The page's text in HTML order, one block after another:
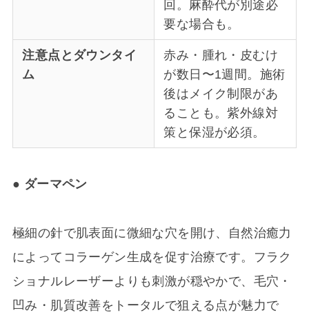
回。麻酔代が別途必
要な場合も。
注意点とダウンタイ
ム
赤み・腫れ・皮むけ
が数日〜1週間。施術
後はメイク制限があ
ることも。紫外線対
策と保湿が必須。
● ダーマペン
極細の針で肌表面に微細な穴を開け、自然治癒力
によってコラーゲン生成を促す治療です。フラク
ショナルレーザーよりも刺激が穏やかで、毛穴・
凹み・肌質改善をトータルで狙える点が魅力で